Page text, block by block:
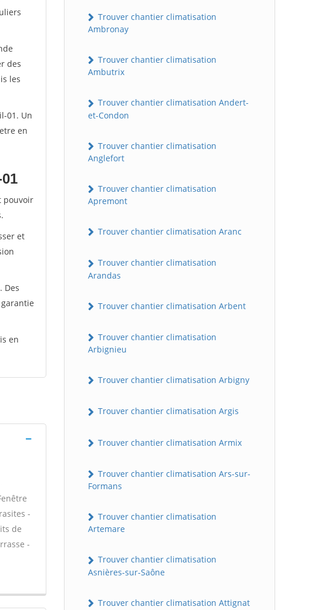
des
les
01. Un
en
pouvoir
et
Des
en
-
de
-
Trouver chantier climatisation
Ambronay
Trouver chantier climatisation
Ambutrix
Trouver chantier climatisation Andert-
et-Condon
Trouver chantier climatisation
Anglefort
Trouver chantier climatisation
Apremont
Trouver chantier climatisation Aranc
Trouver chantier climatisation
Arandas
Trouver chantier climatisation Arbent
Trouver chantier climatisation
Arbignieu
Trouver chantier climatisation Arbigny
Trouver chantier climatisation Argis
Trouver chantier climatisation Armix
Trouver chantier climatisation Ars-sur-
Formans
Trouver chantier climatisation
Artemare
Trouver chantier climatisation
Asnières-sur-Saône
Trouver chantier climatisation Attignat